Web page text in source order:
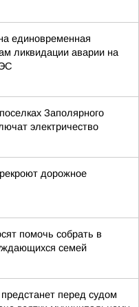
единовременная
ликвидации аварии на
Заполярного
электричество
дорожное
помочь собрать в
семей
перед судом